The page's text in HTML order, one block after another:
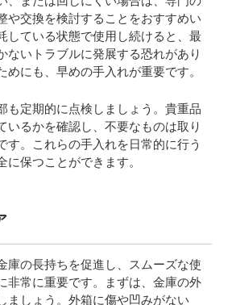
や交換を検討することをおすすめい
している状態で使用し続けると、最
ないトラブルに発展する恐れがあり
めにも、早めの手入れが重要です。
も定期的に点検しましょう。貴重品
いるかを確認し、不要なものは取り
す。これらの手入れを日常的に行う
に保つことができます。
庫の長持ちを促進し、スムーズな使
非常に重要です。まずは、金庫の外
ましょう。外箱に傷や凹みがない